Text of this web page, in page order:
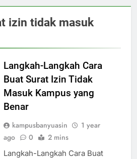
izin tidak masuk
Langkah-Langkah Cara
Buat Surat Izin Tidak
Masuk Kampus yang
Benar
kampusbanyuasin
1 year
ago
0 2 mins
Langkah-Langkah Cara Buat